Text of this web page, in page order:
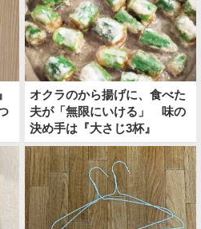
オクラのから揚げに、食べた
夫が「無限にいける」 味の
決め手は『大さじ3杯』